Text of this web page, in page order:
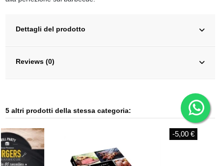
Dettagli del prodotto
Reviews (0)
5 altri prodotti della stessa categoria: